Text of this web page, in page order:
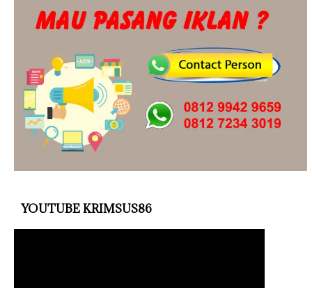
YOUTUBE KRIMSUS86